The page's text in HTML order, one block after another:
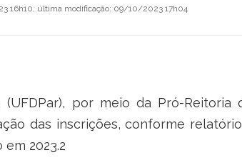
16h10, última modificação: 09/10/2023 17h04
por meio da Pró-Reitoria
das inscrições, conforme
2023.2